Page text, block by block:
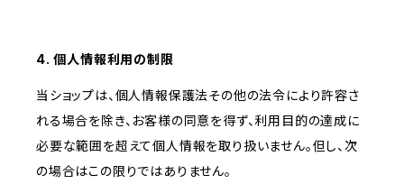
4. 個人情報利用の制限
当ショップは、個人情報保護法その他の法令により許容さ
れる場合を除き、お客様の同意を得ず、利用目的の達成に
必要な範囲を超えて個人情報を取り扱いません。但し、次
の場合はこの限りではありません。